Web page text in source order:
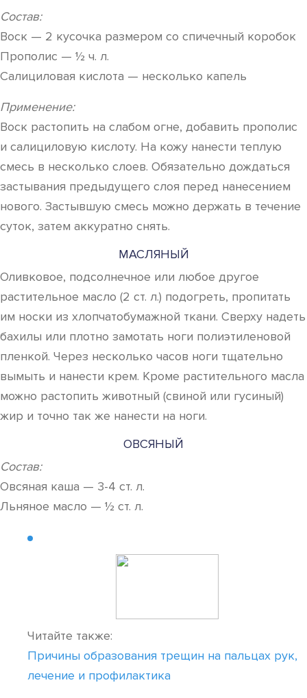
Состав:
Воск — 2 кусочка размером со спичечный коробок
Прополис — ½ ч. л.
Салициловая кислота — несколько капель
Применение:
Воск растопить на слабом огне, добавить прополис
и салициловую кислоту. На кожу нанести теплую
смесь в несколько слоев. Обязательно дождаться
застывания предыдущего слоя перед нанесением
нового. Застывшую смесь можно держать в течение
суток, затем аккуратно снять.
МАСЛЯНЫЙ
Оливковое, подсолнечное или любое другое
растительное масло (2 ст. л.) подогреть, пропитать
им носки из хлопчатобумажной ткани. Сверху надеть
бахилы или плотно замотать ноги полиэтиленовой
пленкой. Через несколько часов ноги тщательно
вымыть и нанести крем. Кроме растительного масла
можно растопить животный (свиной или гусиный)
жир и точно так же нанести на ноги.
ОВСЯНЫЙ
Состав:
Овсяная каша — 3-4 ст. л.
Льняное масло — ½ ст. л.
Читайте также:
Причины образования трещин на пальцах рук,
лечение и профилактика